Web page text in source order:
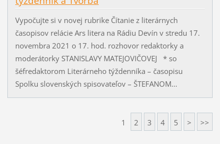
Vypočujte si v novej rubrike Čítanie z literárnych
časopisov relácie Ars litera na Rádiu Devín v stredu 17.
novembra 2021 o 17. hod. rozhovor redaktorky a
moderátorky STANISLAVY MATEJOVIČOVEJ * so
šéfredaktorom Literárneho týždenníka – časopisu
Spolku slovenských spisovateľov – ŠTEFANOM...
1 2 3 4 5 > >>